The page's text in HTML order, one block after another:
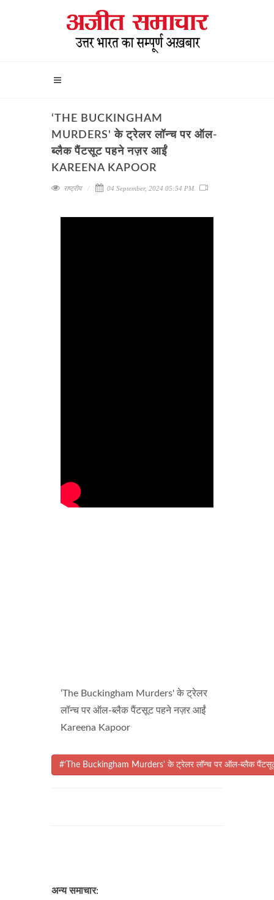
‘THE BUCKINGHAM
MURDERS' के ट्रेलर लॉन्च पर ऑल-
ब्लैक पैंटसूट पहने नज़र आईं
KAREENA KAPOOR
राष्ट्रीय 04 September, 2024 05:54 PM
‘The Buckingham Murders' के ट्रेलर
लॉन्च पर ऑल-ब्लैक पैंटसूट पहने नज़र आईं
Kareena Kapoor
#‘The Buckingham Murders' के ट्रेलर लॉन्च पर ऑल-ब्लैक
अन्य समाचार: